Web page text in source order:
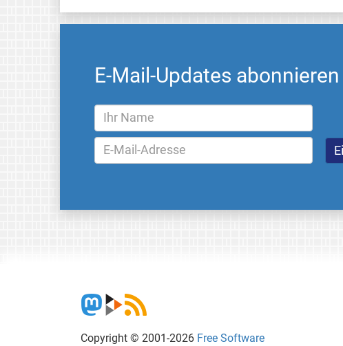
E-Mail-Updates abonnieren
Copyright © 2001-2026 Free Software